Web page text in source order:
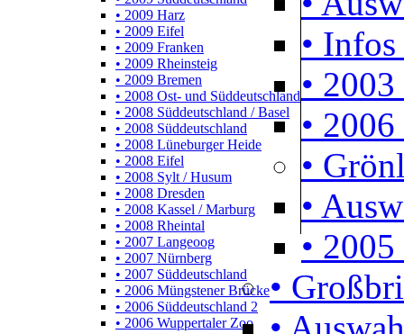
• 2009 Harz
• 2009 Eifel
• 2009 Franken
• 2009 Rheinsteig
• 2009 Bremen
• 2008 Ost- und Süddeutschland
• 2008 Süddeutschland / Basel
• 2008 Süddeutschland
• 2008 Lüneburger Heide
• 2008 Eifel
• 2008 Sylt / Husum
• 2008 Dresden
• 2008 Kassel / Marburg
• 2008 Rheintal
• 2007 Langeoog
• 2007 Nürnberg
• 2007 Süddeutschland
• 2006 Müngstener Brücke
• 2006 Süddeutschland 2
• 2006 Wuppertaler Zoo
•
•
•
•
•
•
•